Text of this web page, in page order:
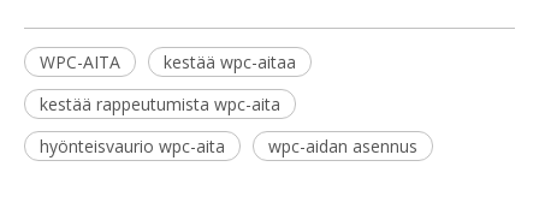
WPC-AITA
kestää wpc-aitaa
kestää rappeutumista wpc-aita
hyönteisvaurio wpc-aita
wpc-aidan asennus